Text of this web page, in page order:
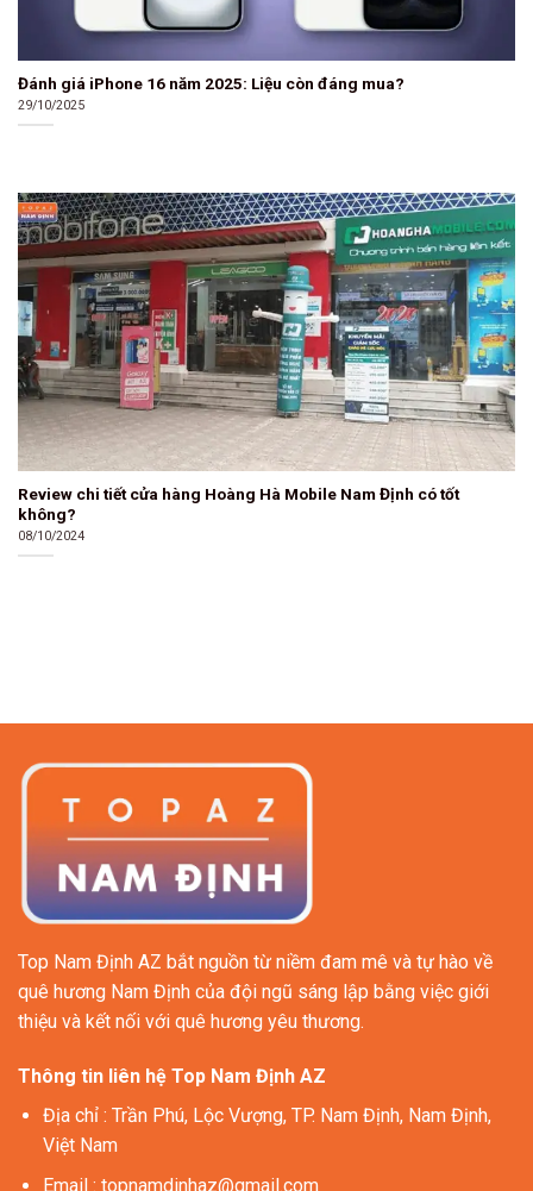
Đánh giá iPhone 16 năm 2025: Liệu còn đáng mua?
29/10/2025
Review chi tiết cửa hàng Hoàng Hà Mobile Nam Định có tốt
không?
08/10/2024
Top Nam Định AZ bắt nguồn từ niềm đam mê và tự hào về
quê hương Nam Định của đội ngũ sáng lập bằng việc giới
thiệu và kết nối với quê hương yêu thương.
Thông tin liên hệ Top Nam Định AZ
Địa chỉ : Trần Phú, Lộc Vượng, TP. Nam Định, Nam Định,
Việt Nam
Email : topnamdinhaz@gmail.com